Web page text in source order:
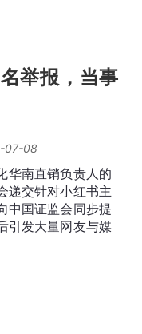
举报，当事
07-08
华南直销负责人的
递交针对小红书主
中国证监会同步提
引发大量网友与媒